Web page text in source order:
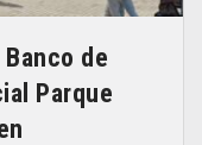
de
Parque